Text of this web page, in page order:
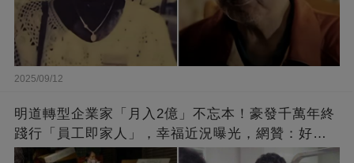
2025/09/12
明道轉型企業家「月入2億」不忘本！豪發千萬年終
踐行「員工即家人」，幸福近況曝光，網贊：好老
闆的福報